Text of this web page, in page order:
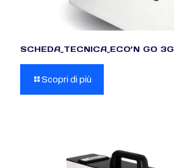
SCHEDA_TECNICA_ECO’N GO 3G
Scopri di più